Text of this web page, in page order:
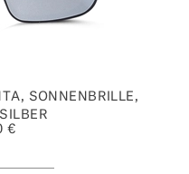
SONNENBRILLE,
€